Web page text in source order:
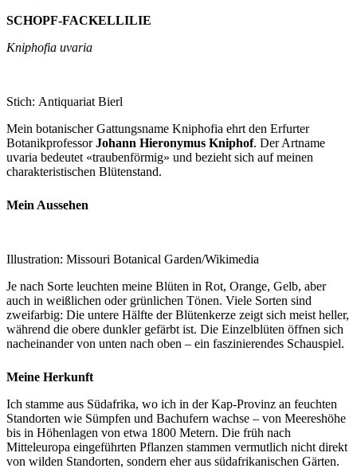
SCHOPF-FACKELLILIE
Kniphofia uvaria
Stich: Antiquariat Bierl
Mein botanischer Gattungsname Kniphofia ehrt den Erfurter
BotanikprofessorJohann Hieronymus Kniphof. Der Artname
uvaria bedeutet «traubenförmig» und bezieht sich auf meinen
charakteristischen Blütenstand.
Mein Aussehen
Illustration: Missouri Botanical Garden/Wikimedia
Je nach Sorte leuchten meine Blüten in Rot, Orange, Gelb, aber
auch in weißlichen oder grünlichen Tönen. Viele Sorten sind
zweifarbig: Die untere Hälfte der Blütenkerze zeigt sich meist heller,
während die obere dunkler gefärbt ist. Die Einzelblüten öffnen sich
nacheinander von unten nach oben – ein faszinierendes Schauspiel.
Meine Herkunft
Ich stamme aus Südafrika, wo ich in der Kap-Provinz an feuchten
Standorten wie Sümpfen und Bachufern wachse – von Meereshöhe
bis in Höhenlagen von etwa 1800 Metern. Die früh nach
Mitteleuropa eingeführten Pflanzen stammen vermutlich nicht direkt
von wilden Standorten, sondern eher aus südafrikanischen Gärten.